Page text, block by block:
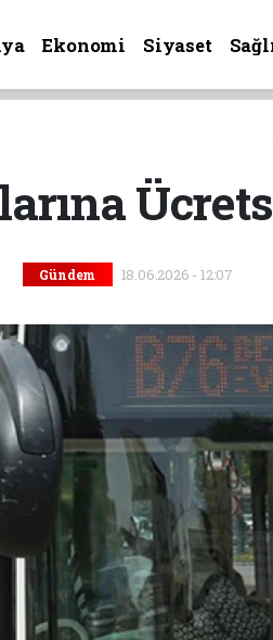
Ekonomi Siyaset
Gündem 18.06.2026 - 12:07